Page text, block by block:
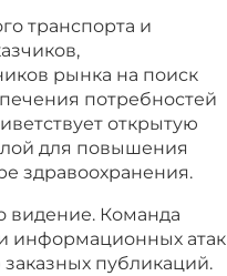
транспорта и
рынка на поиск
потребностей
открытую
для повышения
здравоохранения.
видение. Команда
информационных атак
публикаций.